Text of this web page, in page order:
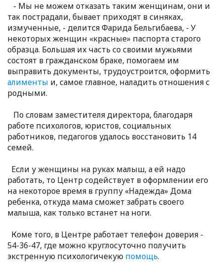
- Мы не можем отказать таким женщинам, они и
так пострадали, бывает приходят в синяках,
измученные, - делится Фарида Бельгибаева, - У
некоторых женщин «красные» паспорта старого
образца. Большая их часть со своими мужьями
состоят в гражданском браке, помогаем им
выправить документы, трудоустроится, оформить
алименты и, самое главное, наладить отношения с
родными.
По словам заместителя директора, благодаря
работе психологов, юристов, социальных
работников, педагогов удалось восстановить 14
семей.
Если у женщины на руках малыш, а ей надо
работать, то Центр содействует в оформлении его
на некоторое время в группу «Надежда» Дома
ребенка, откуда мама сможет забрать своего
малыша, как только встанет на ноги.
Коме того, в Центре работает телефон доверия -
54-36-47, где можно круглосуточно получить
экстренную психологичекую помощь.